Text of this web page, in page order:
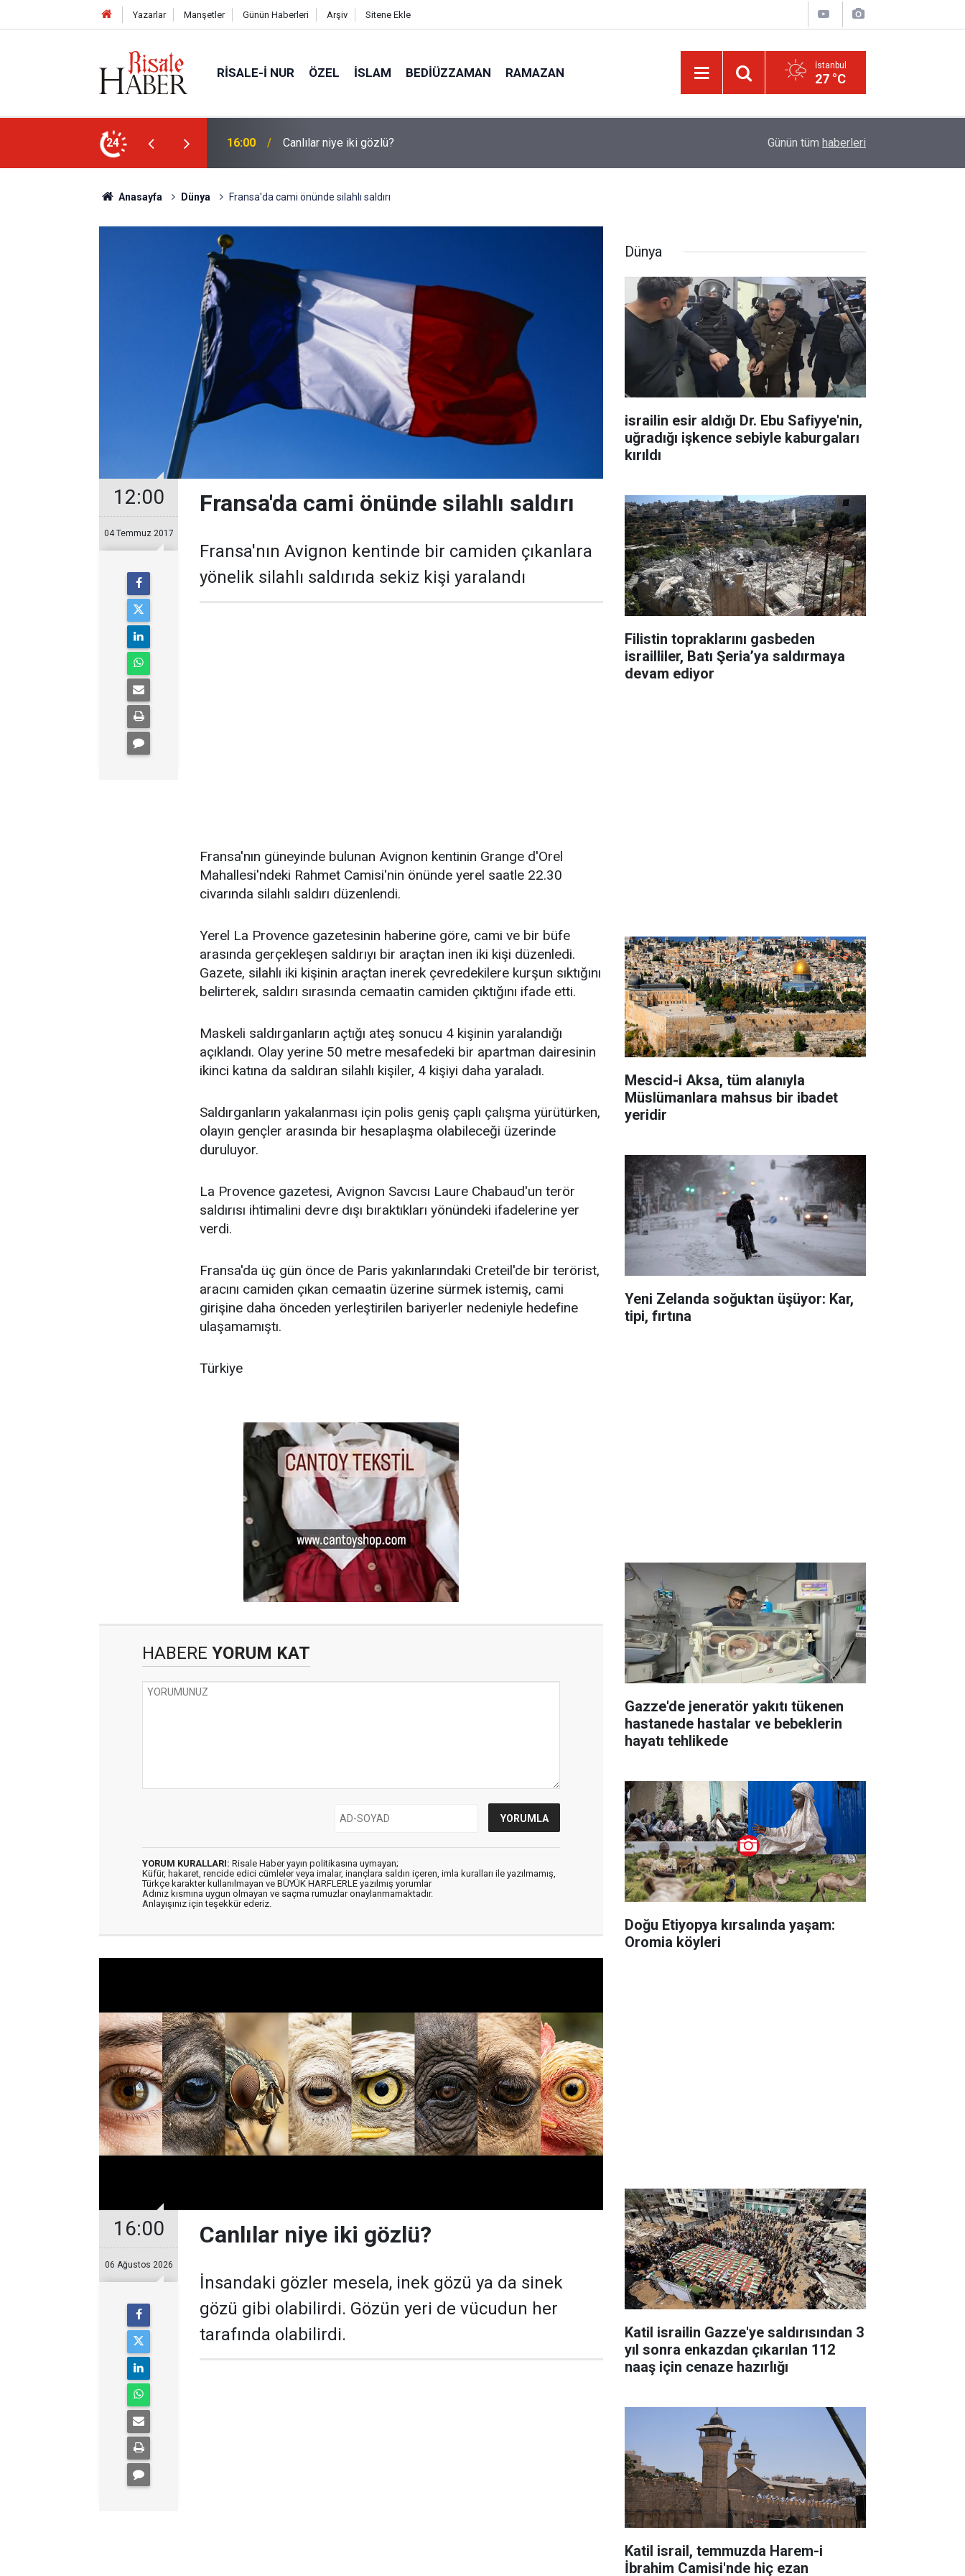
Yazarlar Manşetler Günün Haberleri Arşiv Sitene Ekle
RISALE-I NUR ÖZEL İSLAM BEDIÜZZAMAN RAMAZAN İstanbul
27 °C
24 15:35 Sosyal medya, derslerde başarısızlığa yol açıyor Günün tüm haberleri
Anasayfa Dünya Fransa'da cami önünde silahlı saldırı
12:00
04 Temmuz 2017
Fransa'da cami önünde silahlı saldırı
Fransa'nın Avignon kentinde bir camiden çıkanlara
yönelik silahlı saldırıda sekiz kişi yaralandı
Fransa'nın güneyinde bulunan Avignon kentinin Grange d'Orel
Mahallesi'ndeki Rahmet Camisi'nin önünde yerel saatle 22.30
civarında silahlı saldırı düzenlendi.
Yerel La Provence gazetesinin haberine göre, cami ve bir büfe
arasında gerçekleşen saldırıyı bir araçtan inen iki kişi düzenledi.
Gazete, silahlı iki kişinin araçtan inerek çevredekilere kurşun sıktığını
belirterek, saldırı sırasında cemaatin camiden çıktığını ifade etti.
Maskeli saldırganların açtığı ateş sonucu 4 kişinin yaralandığı
açıklandı. Olay yerine 50 metre mesafedeki bir apartman dairesinin
ikinci katına da saldıran silahlı kişiler, 4 kişiyi daha yaraladı.
Saldırganların yakalanması için polis geniş çaplı çalışma yürütürken,
olayın gençler arasında bir hesaplaşma olabileceği üzerinde
duruluyor.
La Provence gazetesi, Avignon Savcısı Laure Chabaud'un terör
saldırısı ihtimalini devre dışı bıraktıkları yönündeki ifadelerine yer
verdi.
Fransa'da üç gün önce de Paris yakınlarındaki Creteil'de bir terörist,
aracını camiden çıkan cemaatin üzerine sürmek istemiş, cami
girişine daha önceden yerleştirilen bariyerler nedeniyle hedefine
ulaşamamıştı.
Türkiye
HABERE YORUM KAT
YORUM KURALLARI: Risale Haber yayın politikasına uymayan;
Küfür, hakaret, rencide edici cümleler veya imalar, inançlara saldırı içeren, imla kuralları ile yazılmamış,
Türkçe karakter kullanılmayan ve BÜYÜK HARFLERLE yazılmış yorumlar
Adınız kısmına uygun olmayan ve saçma rumuzlar onaylanmamaktadır.
Anlayışınız için teşekkür ederiz.
16:00
06 Ağustos 2026
Canlılar niye iki gözlü?
İnsandaki gözler mesela, inek gözü ya da sinek
gözü gibi olabilirdi. Gözün yeri de vücudun her
tarafında olabilirdi.
Dünya
israilin esir aldığı Dr. Ebu Safiyye'nin,
uğradığı işkence sebiyle kaburgaları
kırıldı
Filistin topraklarını gasbeden
israilliler, Batı Şeria’ya saldırmaya
devam ediyor
Mescid-i Aksa, tüm alanıyla
Müslümanlara mahsus bir ibadet
yeridir
Yeni Zelanda soğuktan üşüyor: Kar,
tipi, fırtına
Gazze'de jeneratör yakıtı tükenen
hastanede hastalar ve bebeklerin
hayatı tehlikede
Doğu Etiyopya kırsalında yaşam:
Oromia köyleri
Katil israilin Gazze'ye saldırısından 3
yıl sonra enkazdan çıkarılan 112
naaş için cenaze hazırlığı
Katil israil, temmuzda Harem-i
İbrahim Camisi'nde hiç ezan